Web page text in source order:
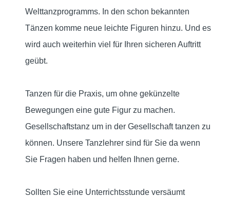
Welttanzprogramms. In den schon bekannten
Tänzen komme neue leichte Figuren hinzu. Und es
wird auch weiterhin viel für Ihren sicheren Auftritt
geübt.
Tanzen für die Praxis, um ohne gekünzelte
Bewegungen eine gute Figur zu machen.
Gesellschaftstanz um in der Gesellschaft tanzen zu
können. Unsere Tanzlehrer sind für Sie da wenn
Sie Fragen haben und helfen Ihnen gerne.
Sollten Sie eine Unterrichtsstunde versäumt